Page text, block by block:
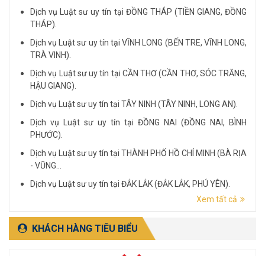
Dịch vụ Luật sư uy tín tại ĐỒNG THÁP (TIỀN GIANG, ĐỒNG
THÁP).
Dịch vụ Luật sư uy tín tại VĨNH LONG (BẾN TRE, VĨNH LONG,
TRÀ VINH).
Dịch vụ Luật sư uy tín tại CẦN THƠ (CẦN THƠ, SÓC TRĂNG,
HẬU GIANG).
Dịch vụ Luật sư uy tín tại TÂY NINH (TÂY NINH, LONG AN).
Dịch vụ Luật sư uy tín tại ĐỒNG NAI (ĐỒNG NAI, BÌNH
PHƯỚC).
Dịch vụ Luật sư uy tín tại THÀNH PHỐ HỒ CHÍ MINH (BÀ RỊA
- VŨNG...
Dịch vụ Luật sư uy tín tại ĐẮK LẮK (ĐẮK LẮK, PHÚ YÊN).
Dịch vụ Luật sư uy tín tại LÂM ĐỒNG (LÂM ĐỒNG, ĐẮK
Xem tất cả
KHÁCH HÀNG TIÊU BIỂU